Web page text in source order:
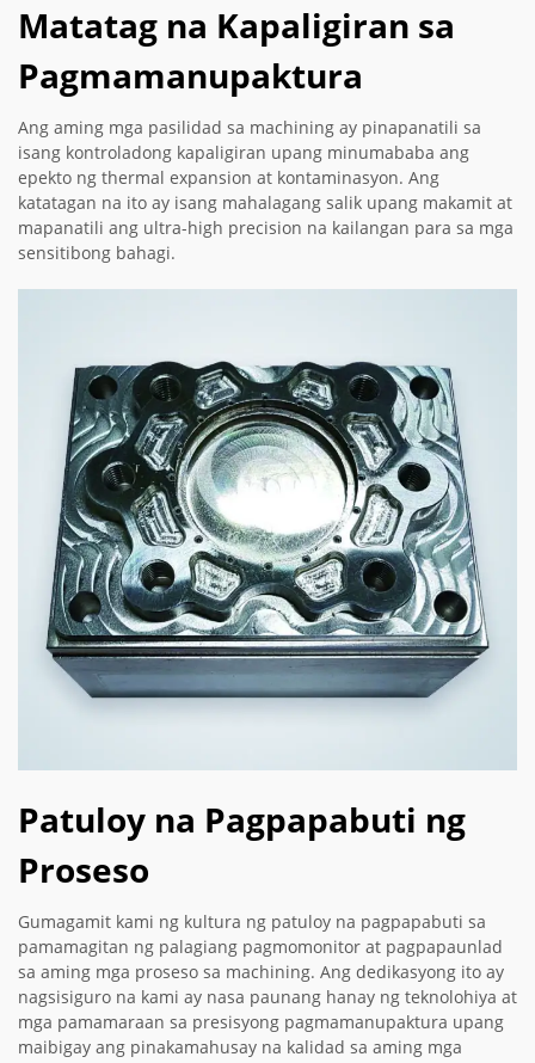
Matatag na Kapaligiran sa
Pagmamanupaktura
Ang aming mga pasilidad sa machining ay pinapanatili sa
isang kontroladong kapaligiran upang minumababa ang
epekto ng thermal expansion at kontaminasyon. Ang
katatagan na ito ay isang mahalagang salik upang makamit at
mapanatili ang ultra-high precision na kailangan para sa mga
sensitibong bahagi.
Patuloy na Pagpapabuti ng
Proseso
Gumagamit kami ng kultura ng patuloy na pagpapabuti sa
pamamagitan ng palagiang pagmomonitor at pagpapaunlad
sa aming mga proseso sa machining. Ang dedikasyong ito ay
nagsisiguro na kami ay nasa paunang hanay ng teknolohiya at
mga pamamaraan sa presisyong pagmamanupaktura upang
maibigay ang pinakamahusay na kalidad sa aming mga